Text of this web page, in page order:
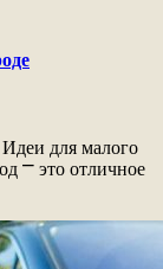
для малого
⎻ это отличное